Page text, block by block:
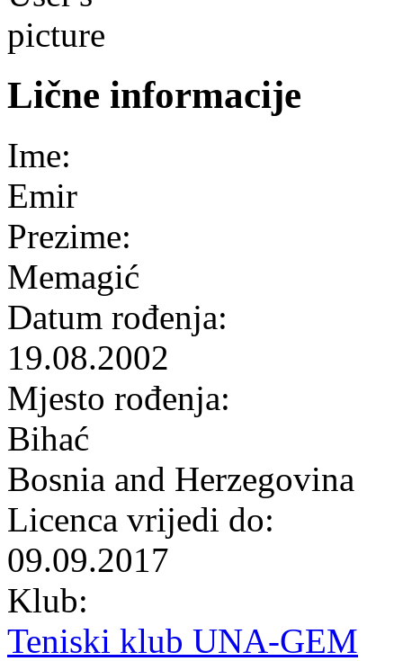
Lične informacije
Ime:
Emir
Prezime:
Memagić
Datum rođenja:
19.08.2002
Mjesto rođenja:
Bihać
Bosnia and Herzegovina
Licenca vrijedi do:
09.09.2017
Klub:
Teniski klub UNA-GEM